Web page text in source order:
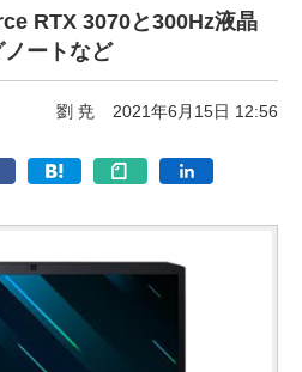
RTX 3070と300Hz液晶
ートなど
劉 尭 2021年6月15日 12:56